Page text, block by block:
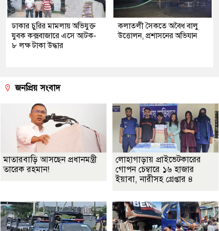
ঢাকার চুরির মামলায় অভিযুক্ত
যুবক কক্সবাজারে এসে আটক-
৮ লক্ষ টাকা উদ্ধার
কলাতলী সৈকতে অবৈধ বালু
উত্তোলন, প্রশাসনের অভিযান
জনপ্রিয় সংবাদ
মাতারবাড়ি আসছেন প্রধানমন্ত্রী
তারেক রহমান!
লোহাগাড়ায় প্রাইভেটকারের
গোপন চেম্বারে ১৬ হাজার
ইয়াবা, নারীসহ গ্রেপ্তার ৪